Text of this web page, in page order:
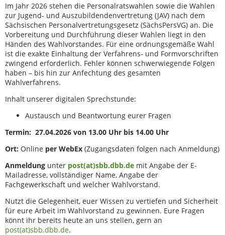
Im Jahr 2026 stehen die Personalratswahlen sowie die Wahlen
zur Jugend- und Auszubildendenvertretung (JAV) nach dem
Sächsischen Personalvertretungsgesetz (SächsPersVG) an. Die
Vorbereitung und Durchführung dieser Wahlen liegt in den
Händen des Wahlvorstandes. Für eine ordnungsgemäße Wahl
ist die exakte Einhaltung der Verfahrens- und Formvorschriften
zwingend erforderlich. Fehler können schwerwiegende Folgen
haben – bis hin zur Anfechtung des gesamten
Wahlverfahrens.
Inhalt unserer digitalen Sprechstunde:
Austausch und Beantwortung eurer Fragen
Termin: 27.04.2026 von 13.00 Uhr bis 14.00 Uhr
Ort: Online per WebEx (Zugangsdaten folgen nach Anmeldung)
Anmeldung unter post(at)sbb.dbb.de mit Angabe der E-
Mailadresse, vollständiger Name, Angabe der
Fachgewerkschaft und welcher Wahlvorstand.
Nutzt die Gelegenheit, euer Wissen zu vertiefen und Sicherheit
für eure Arbeit im Wahlvorstand zu gewinnen. Eure Fragen
könnt ihr bereits heute an uns stellen, gern an
post(at)sbb.dbb.de.